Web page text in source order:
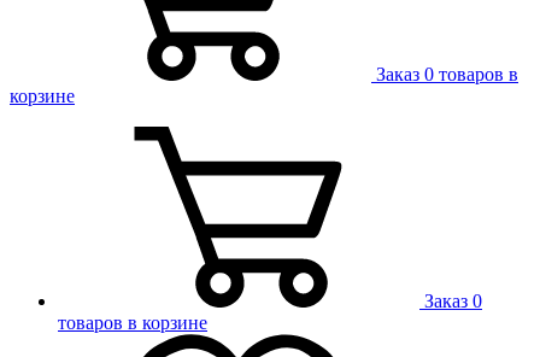
Заказ 0 товаров в
корзине
Заказ 0
товаров в корзине